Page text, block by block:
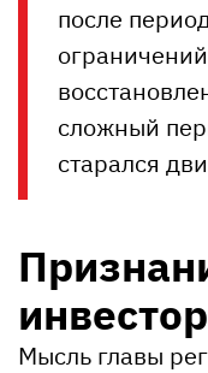
после
сложный
старался
Мысль главы